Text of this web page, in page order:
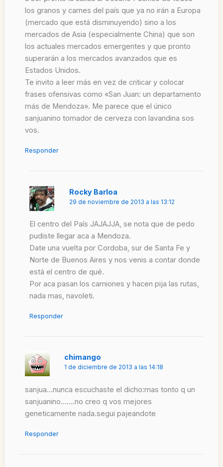
los granos y carnes del país que ya no irán a Europa
(mercado que está disminuyendo) sino a los
mercados de Asia (especialmente China) que son
los actuales mercados emergentes y que pronto
superarán a los mercados avanzados que es
Estados Unidos.
Te invito a leer más en vez de criticar y colocar
frases ofensivas como «San Juan: un departamento
más de Mendoza». Me parece que el único
sanjuanino tomador de cerveza con lavandina sos
vos.
Responder
Rocky Barloa
29 de noviembre de 2013 a las 13:12
El centro del País JAJAJJA, se nota que de pedo
pudiste llegar aca a Mendoza.
Date una vuelta por Cordoba, sur de Santa Fe y
Norte de Buenos Aires y nos venis a contar donde
está el centro de qué.
Por aca pasan los camiones y hacen pija las rutas,
nada mas, navoleti.
Responder
chimango
1 de diciembre de 2013 a las 14:18
sanjua…nunca escuchaste el dicho:mas tonto q un
sanjuanino…….no creo q vos mejores
geneticamente nada.segui pajeandote
Responder